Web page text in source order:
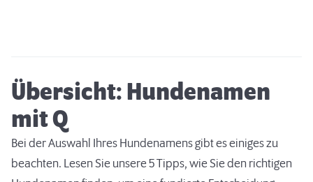
Übersicht: Hundenamen
mit Q
Bei der Auswahl Ihres Hundenamens gibt es einiges zu
beachten. Lesen Sie unsere5 Tipps, wie Sie den richtigen